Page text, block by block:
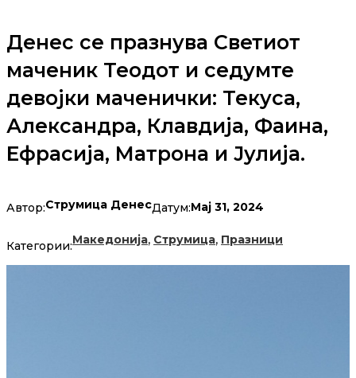
Денес се празнува Светиот
маченик Теодот и седумте
девојки маченички: Текуса,
Александра, Клавдија, Фаина,
Ефрасија, Матрона и Јулија.
Автор:Струмица ДенесДатум:Мај 31, 2024
Категории:Македонија, Струмица, Празници